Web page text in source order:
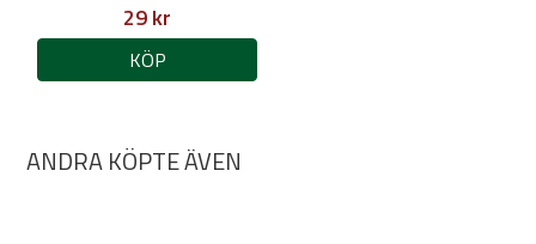
29 kr
KÖP
ANDRA KÖPTE ÄVEN